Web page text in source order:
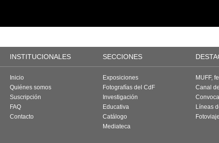
INSTITUCIONALES SECCIONES
Inicio
Quiénes somos
Suscripción
FAQ
Contacto
Exposiciones
Fotografías del CdF
Investigación
Educativa
Catálogo
Mediateca
MUFF,
Canal
Líneas